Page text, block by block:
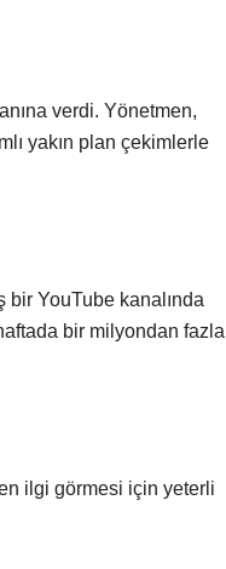
verdi. Yönetmen,
yakın plan çekimlerle
bir YouTube kanalında
bir milyondan fazla
ilgi görmesi için yeterli